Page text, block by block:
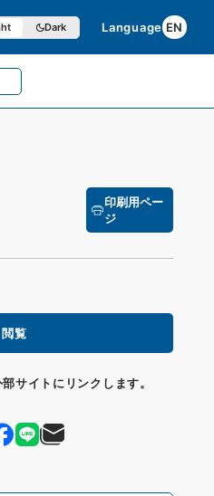
Dark Language EN
印刷用ペー
ジ
閲覧
サイトにリンクします。